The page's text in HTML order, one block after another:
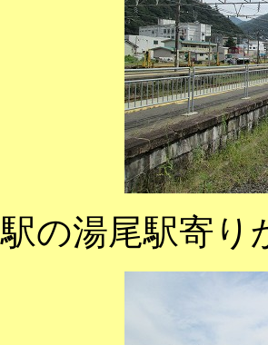
駅の湯尾駅寄り